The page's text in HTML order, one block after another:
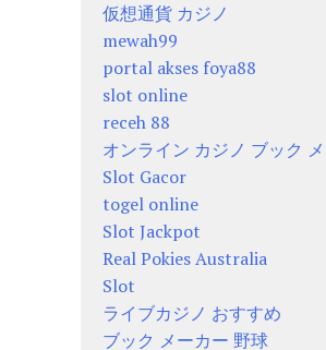
仮想通貨 カジノ
mewah99
portal akses foya88
slot online
receh 88
オンライン カジノ ブック
Slot Gacor
togel online
Slot Jackpot
Real Pokies Australia
Slot
ライブカジノ おすすめ
ブック メーカー 野球